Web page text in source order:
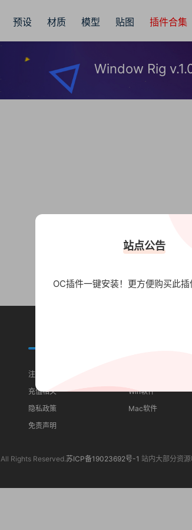
预设 材质 模型 贴图 插件合集
Window Rig
注册须知
充值相关
隐私政策
免责声明
Win软件
Mac软件
All Rights Reserved.苏ICP备19023692号-1 站内大部分资
站点公告
OC插件一键安装！更方便购买此插